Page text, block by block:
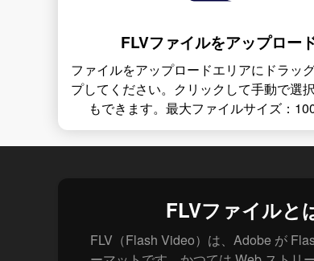
FLVファイルをアップロー
ファイルをアップロードエリアにドラッ
プしてください。クリックして手動で選
もできます。最大ファイルサイズ：
FLVファイルと
FLV（Flash Video）は、Adobe が